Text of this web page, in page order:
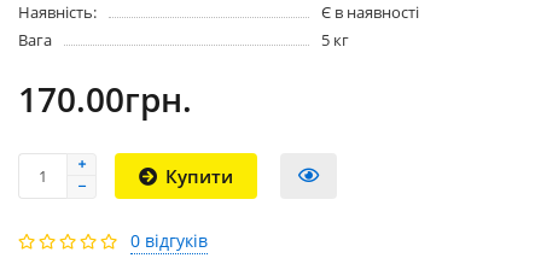
Наявність:
Є в наявності
Вага
5 кг
170.00грн.
Купити
0 відгуків